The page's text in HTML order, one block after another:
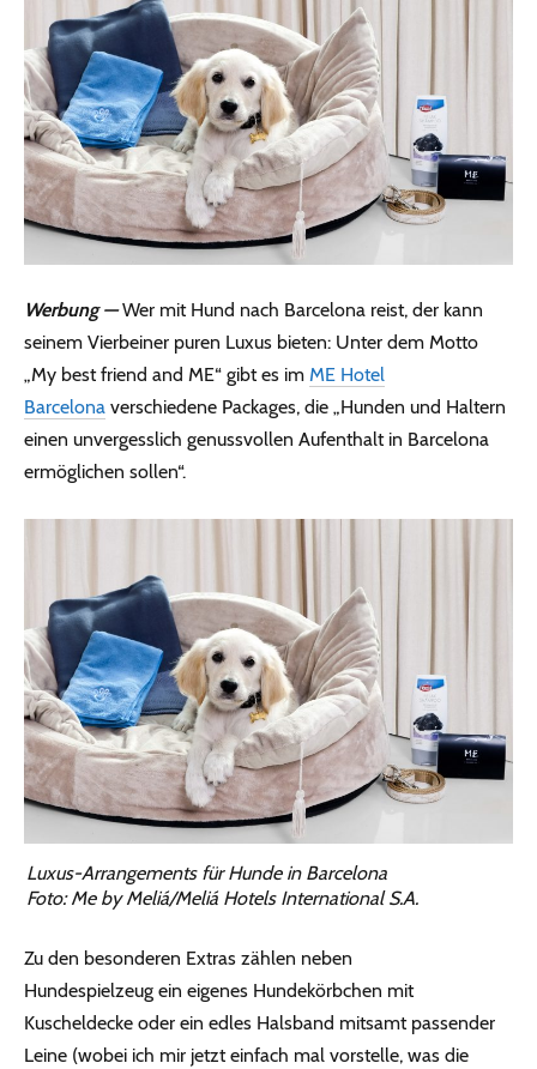
Werbung — Wer mit Hund nach Barcelona reist, der kann
seinem Vierbeiner puren Luxus bieten: Unter dem Motto
„My best friend and ME“ gibt es im ME Hotel
Barcelona verschiedene Packages, die „Hunden und Haltern
einen unvergesslich genussvollen Aufenthalt in Barcelona
ermöglichen sollen“.
Luxus-Arrangements für Hunde in Barcelona
Foto: Me by Meliá/Meliá Hotels International S.A.
Zu den besonderen Extras zählen neben
Hundespielzeug ein eigenes Hundekörbchen mit
Kuscheldecke oder ein edles Halsband mitsamt passender
Leine (wobei ich mir jetzt einfach mal vorstelle, was die